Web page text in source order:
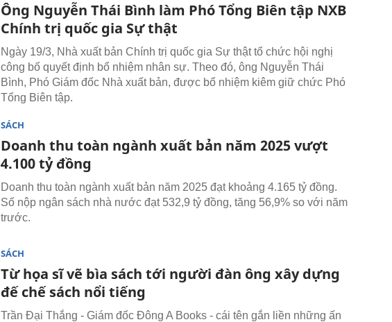
Ông Nguyễn Thái Bình làm Phó Tổng Biên tập NXB
Chính trị quốc gia Sự thật
Ngày 19/3, Nhà xuất bản Chính trị quốc gia Sự thật tổ chức hội nghị
công bố quyết định bổ nhiệm nhân sự. Theo đó, ông Nguyễn Thái
Bình, Phó Giám đốc Nhà xuất bản, được bổ nhiệm kiêm giữ chức Phó
Tổng Biên tập.
SÁCH
Doanh thu toàn ngành xuất bản năm 2025 vượt
4.100 tỷ đồng
Doanh thu toàn ngành xuất bản năm 2025 đạt khoảng 4.165 tỷ đồng.
Số nộp ngân sách nhà nước đạt 532,9 tỷ đồng, tăng 56,9% so với năm
trước.
SÁCH
Từ họa sĩ vẽ bìa sách tới người đàn ông xây dựng
đế chế sách nổi tiếng
Trần Đại Thắng - Giám đốc Đông A Books - cái tên gắn liền những ấn